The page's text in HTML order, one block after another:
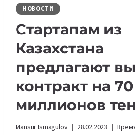
НОВОСТИ
Стартапам из
Казахстана
предлагают
контракт на 70
миллионов
Mansur Ismagulov 28.02.2023